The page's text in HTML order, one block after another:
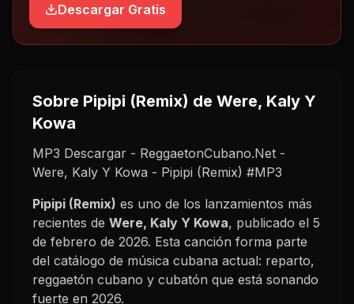
Descargar Gratis
Sobre Pipipi (Remix) de Were, Kaly Y
Kowa
MP3 Descargar - ReggaetonCubano.Net -
Were, Kaly Y Kowa - Pipipi (Remix) #MP3
Pipipi (Remix) es uno de los lanzamientos más
recientes de Were, Kaly Y Kowa, publicado el 5
de febrero de 2026. Esta canción forma parte
del catálogo de música cubana actual: reparto,
reggaetón cubano y cubatón que está sonando
fuerte en 2026.